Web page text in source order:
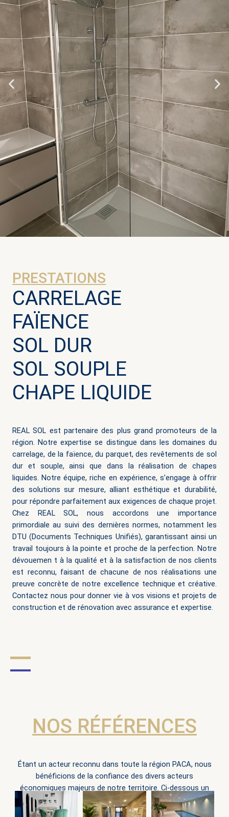
PRESTATIONS
CARRELAGE
FAÏENCE
SOL DUR
SOL SOUPLE
CHAPE LIQUIDE
REAL SOL est partenaire des plus grand promoteurs de la
région. Notre expertise se distingue dans les domaines du
carrelage, de la faïence, du parquet, des revêtements de sol
dur et souple, ainsi que dans la réalisation de chapes
liquides. Notre équipe, riche en expérience, s’engage à offrir
des solutions sur mesure, alliant esthétique et durabilité,
pour répondre parfaitement aux exigences de chaque projet.
Chez REAL SOL, nous accordons une importance
primordiale au suivi des dernières normes, notamment les
DTU (Documents Techniques Unifiés), garantissant ainsi un
travail toujours à la pointe et proche de la perfection. Notre
dévouemen t à la qualité et à la satisfaction de nos clients
est reconnu, faisant de chacune de nos réalisations une
preuve concrète de notre excellence technique et créative.
Contactez nous pour donner vie à vos visions et projets de
construction et de rénovation avec assurance et expertise.
NOS RÉFÉRENCES
Étant un acteur reconnu dans toute la région PACA, nous
bénéficions de la confiance des divers acteurs
économiques majeurs de notre territoire. Ci-dessous un
aperçu.